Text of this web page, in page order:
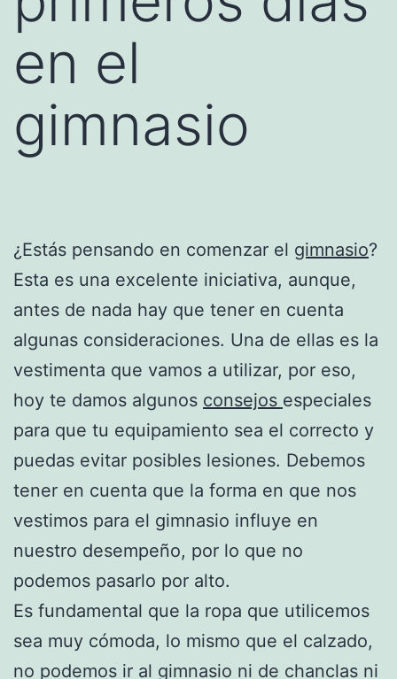
en el
gimnasio
¿Estás pensando en comenzar el gimnasio?
Esta es una excelente iniciativa, aunque,
antes de nada hay que tener en cuenta
algunas consideraciones. Una de ellas es la
vestimenta que vamos a utilizar, por eso,
hoy te damos algunos consejos especiales
para que tu equipamiento sea el correcto y
puedas evitar posibles lesiones. Debemos
tener en cuenta que la forma en que nos
vestimos para el gimnasio influye en
nuestro desempeño, por lo que no
podemos pasarlo por alto.
Es fundamental que la ropa que utilicemos
sea muy cómoda, lo mismo que el calzado,
no podemos ir al gimnasio ni de chanclas ni